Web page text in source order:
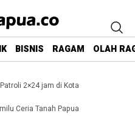
BISNIS RAGAM OLAH
2×24 jam di Kota
Ceria Tanah Papua